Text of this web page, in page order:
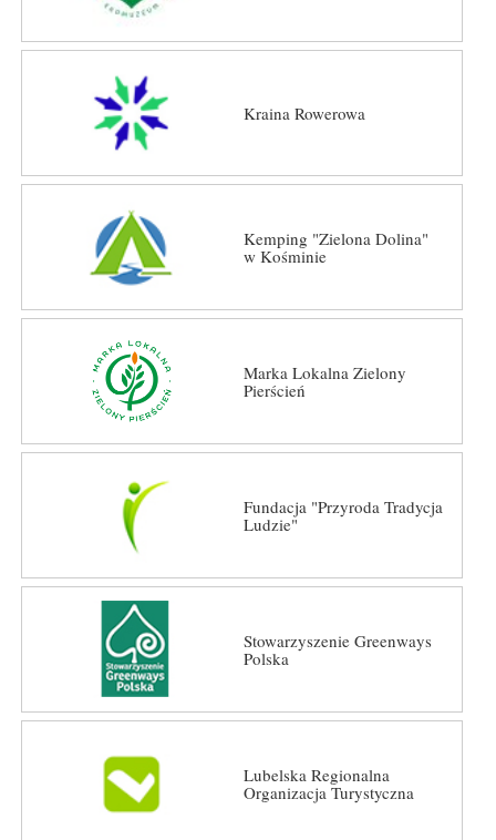
Kraina Rowerowa
Kemping "Zielona Dolina"
w Kośminie
Marka Lokalna Zielony
Pierścień
Fundacja "Przyroda Tradycja
Ludzie"
Stowarzyszenie Greenways
Polska
Lubelska Regionalna
Organizacja Turystyczna